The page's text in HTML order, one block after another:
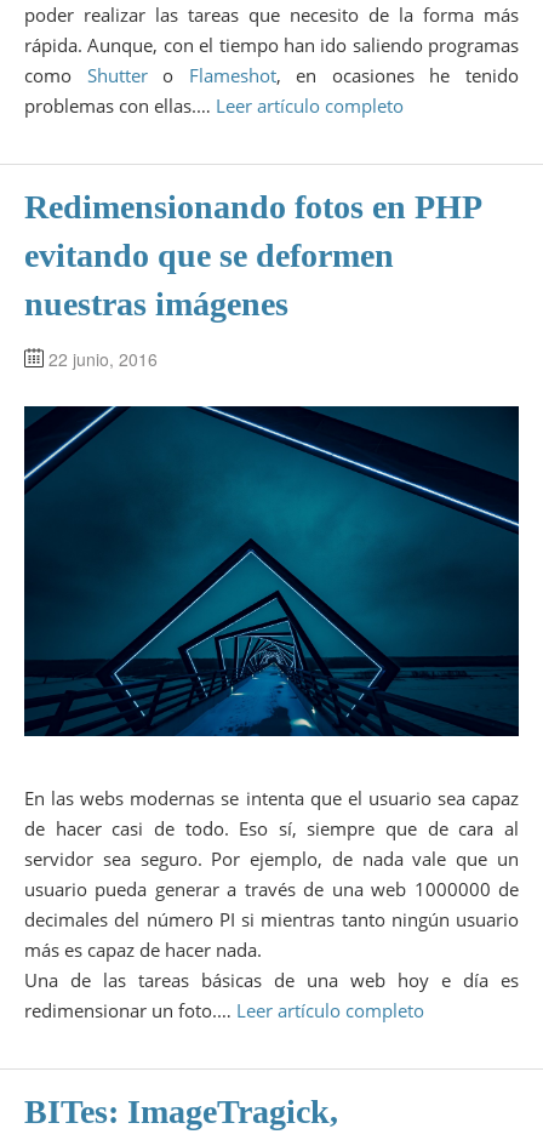
poder realizar las tareas que necesito de la forma más
rápida. Aunque, con el tiempo han ido saliendo programas
como Shuttero Flameshot, en ocasiones he tenido
problemas con ellas.… Leer artículo completo
Redimensionando fotos en PHP
evitando que se deformen
nuestras imágenes
22 junio, 2016
En las webs modernas se intenta que el usuario sea capaz
de hacer casi de todo. Eso sí, siempre que de cara al
servidor sea seguro. Por ejemplo, de nada vale que un
usuario pueda generar a través de una web 1000000 de
decimales del número PI si mientras tanto ningún usuario
más es capaz de hacer nada.
Una de las tareas básicas de una web hoy e día es
redimensionar un foto.… Leer artículo completo
BITes: ImageTragick,